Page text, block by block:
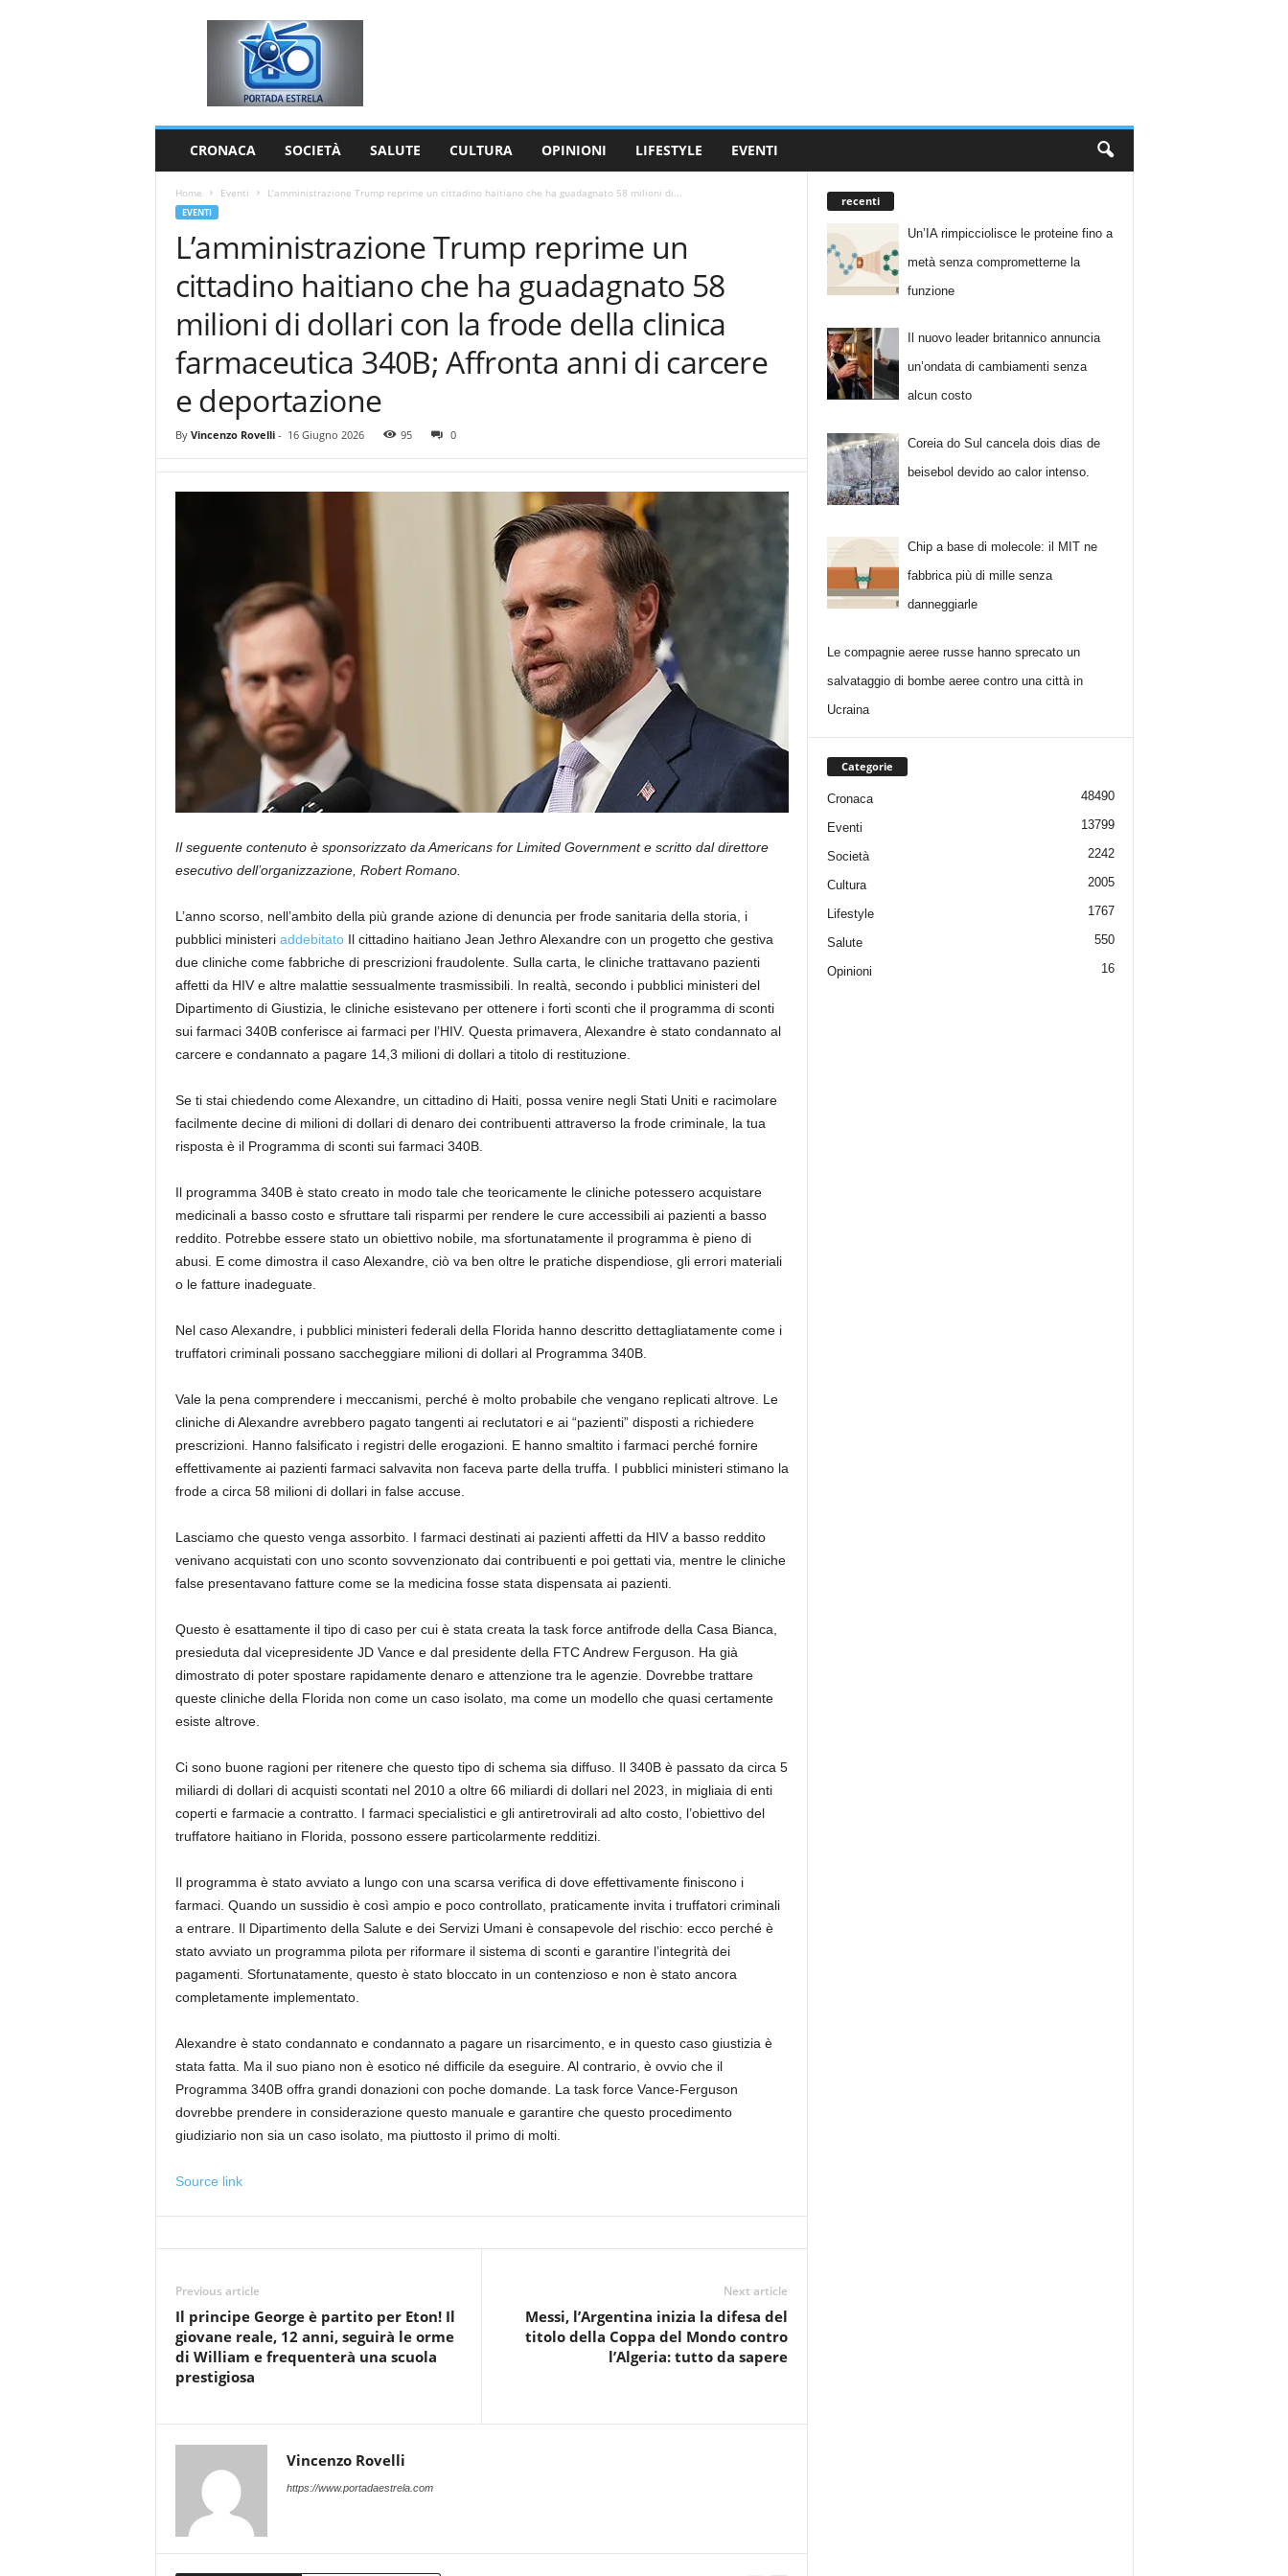
CRONACA SOCIETÀ SALUTE CULTURA OPINIONI LIFESTYLE EVENTI
Home Eventi L’amministrazione Trump reprime un cittadino haitiano che ha guadagnato 58 milioni di...
EVENTI
L’amministrazione Trump reprime un
cittadino haitiano che ha guadagnato 58
milioni di dollari con la frode della clinica
farmaceutica 340B; Affronta anni di carcere
e deportazione
By Vincenzo Rovelli- 16 Giugno 2026 95 0
Il seguente contenuto è sponsorizzato da Americans for Limited Government e scritto dal direttore
esecutivo dell’organizzazione, Robert Romano.
L’anno scorso, nell’ambito della più grande azione di denuncia per frode sanitaria della storia, i
pubblici ministeri addebitatoIl cittadino haitiano Jean Jethro Alexandre con un progetto che gestiva
due cliniche come fabbriche di prescrizioni fraudolente. Sulla carta, le cliniche trattavano pazienti
affetti da HIV e altre malattie sessualmente trasmissibili. In realtà, secondo i pubblici ministeri del
Dipartimento di Giustizia, le cliniche esistevano per ottenere i forti sconti che il programma di sconti
sui farmaci 340B conferisce ai farmaci per l’HIV. Questa primavera, Alexandre è stato condannato al
carcere e condannato a pagare 14,3 milioni di dollari a titolo di restituzione.
Se ti stai chiedendo come Alexandre, un cittadino di Haiti, possa venire negli Stati Uniti e racimolare
facilmente decine di milioni di dollari di denaro dei contribuenti attraverso la frode criminale, la tua
risposta è il Programma di sconti sui farmaci 340B.
Il programma 340B è stato creato in modo tale che teoricamente le cliniche potessero acquistare
medicinali a basso costo e sfruttare tali risparmi per rendere le cure accessibili ai pazienti a basso
reddito. Potrebbe essere stato un obiettivo nobile, ma sfortunatamente il programma è pieno di
abusi. E come dimostra il caso Alexandre, ciò va ben oltre le pratiche dispendiose, gli errori materiali
o le fatture inadeguate.
Nel caso Alexandre, i pubblici ministeri federali della Florida hanno descritto dettagliatamente come i
truffatori criminali possano saccheggiare milioni di dollari al Programma 340B.
Vale la pena comprendere i meccanismi, perché è molto probabile che vengano replicati altrove. Le
cliniche di Alexandre avrebbero pagato tangenti ai reclutatori e ai “pazienti” disposti a richiedere
prescrizioni. Hanno falsificato i registri delle erogazioni. E hanno smaltito i farmaci perché fornire
effettivamente ai pazienti farmaci salvavita non faceva parte della truffa. I pubblici ministeri stimano la
frode a circa 58 milioni di dollari in false accuse.
Lasciamo che questo venga assorbito. I farmaci destinati ai pazienti affetti da HIV a basso reddito
venivano acquistati con uno sconto sovvenzionato dai contribuenti e poi gettati via, mentre le cliniche
false presentavano fatture come se la medicina fosse stata dispensata ai pazienti.
Questo è esattamente il tipo di caso per cui è stata creata la task force antifrode della Casa Bianca,
presieduta dal vicepresidente JD Vance e dal presidente della FTC Andrew Ferguson. Ha già
dimostrato di poter spostare rapidamente denaro e attenzione tra le agenzie. Dovrebbe trattare
queste cliniche della Florida non come un caso isolato, ma come un modello che quasi certamente
esiste altrove.
Ci sono buone ragioni per ritenere che questo tipo di schema sia diffuso. Il 340B è passato da circa 5
miliardi di dollari di acquisti scontati nel 2010 a oltre 66 miliardi di dollari nel 2023, in migliaia di enti
coperti e farmacie a contratto. I farmaci specialistici e gli antiretrovirali ad alto costo, l’obiettivo del
truffatore haitiano in Florida, possono essere particolarmente redditizi.
Il programma è stato avviato a lungo con una scarsa verifica di dove effettivamente finiscono i
farmaci. Quando un sussidio è così ampio e poco controllato, praticamente invita i truffatori criminali
a entrare. Il Dipartimento della Salute e dei Servizi Umani è consapevole del rischio: ecco perché è
stato avviato un programma pilota per riformare il sistema di sconti e garantire l’integrità dei
pagamenti. Sfortunatamente, questo è stato bloccato in un contenzioso e non è stato ancora
completamente implementato.
Alexandre è stato condannato e condannato a pagare un risarcimento, e in questo caso giustizia è
stata fatta. Ma il suo piano non è esotico né difficile da eseguire. Al contrario, è ovvio che il
Programma 340B offra grandi donazioni con poche domande. La task force Vance-Ferguson
dovrebbe prendere in considerazione questo manuale e garantire che questo procedimento
giudiziario non sia un caso isolato, ma piuttosto il primo di molti.
Source link
Previous article
Il principe George è partito per Eton! Il
giovane reale, 12 anni, seguirà le orme
di William e frequenterà una scuola
prestigiosa
Next article
Messi, l’Argentina inizia la difesa del
titolo della Coppa del Mondo contro
l’Algeria: tutto da sapere
Vincenzo Rovelli
https://www.portadaestrela.com
recenti
Un’IA rimpicciolisce le proteine fino a
metà senza comprometterne la
funzione
Il nuovo leader britannico annuncia
un’ondata di cambiamenti senza
alcun costo
Coreia do Sul cancela dois dias de
beisebol devido ao calor intenso.
Chip a base di molecole: il MIT ne
fabbrica più di mille senza
danneggiarle
Le compagnie aeree russe hanno sprecato un
salvataggio di bombe aeree contro una città in
Ucraina
Categorie
Cronaca 48490
Eventi 13799
Società 2242
Cultura 2005
Lifestyle 1767
Salute 550
Opinioni 16